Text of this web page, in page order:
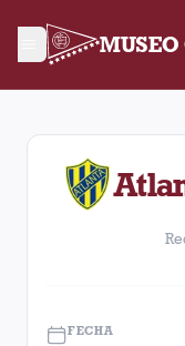
MUSEO
Reducido - 4tos De
FECHA